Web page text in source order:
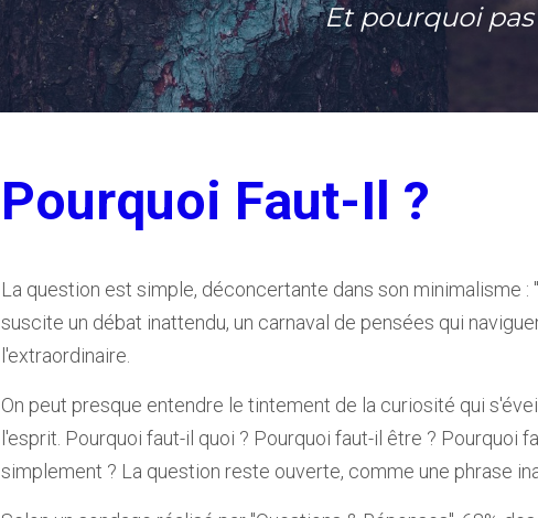
Et pourquoi pas
Pourquoi Faut-Il ?
La question est simple, déconcertante dans son minimalisme :
suscite un débat inattendu, un carnaval de pensées qui
l'extraordinaire.
On peut presque entendre le tintement de la curiosité qui
l'esprit. Pourquoi faut-il quoi ? Pourquoi faut-il être ? Pourquoi
simplement ? La question reste ouverte, comme une phrase